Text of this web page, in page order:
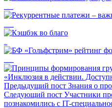
Предыдущий пост Знания о
Следующий пост Участники
познакомились с IT-